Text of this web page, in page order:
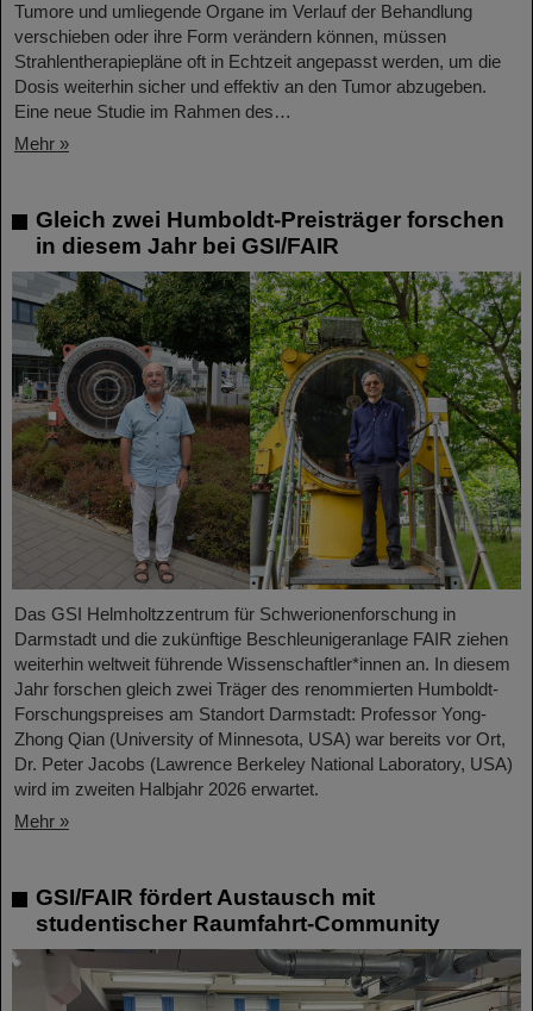
Tumore und umliegende Organe im Verlauf der Behandlung
verschieben oder ihre Form verändern können, müssen
Strahlentherapiepläne oft in Echtzeit angepasst werden, um die
Dosis weiterhin sicher und effektiv an den Tumor abzugeben.
Eine neue Studie im Rahmen des…
Mehr »
Gleich zwei Humboldt-Preisträger forschen
in diesem Jahr bei GSI/FAIR
Das GSI Helmholtzzentrum für Schwerionenforschung in
Darmstadt und die zukünftige Beschleunigeranlage FAIR ziehen
weiterhin weltweit führende Wissenschaftler*innen an. In diesem
Jahr forschen gleich zwei Träger des renommierten Humboldt-
Forschungspreises am Standort Darmstadt: Professor Yong-
Zhong Qian (University of Minnesota, USA) war bereits vor Ort,
Dr. Peter Jacobs (Lawrence Berkeley National Laboratory, USA)
wird im zweiten Halbjahr 2026 erwartet.
Mehr »
GSI/FAIR fördert Austausch mit
studentischer Raumfahrt-Community